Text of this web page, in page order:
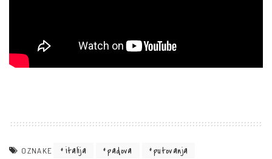
OZNAKE italija padova putovanja